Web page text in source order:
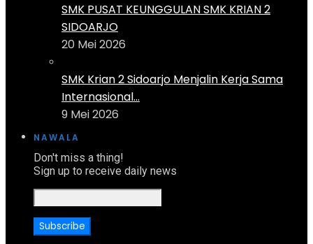
SMK PUSAT KEUNGGULAN SMK KRIAN 2
SIDOARJO
20 Mei 2026
SMK Krian 2 Sidoarjo Menjalin Kerja Sama
Internasional...
9 Mei 2026
NAWALA
Don't miss a thing!
Sign up to receive daily news